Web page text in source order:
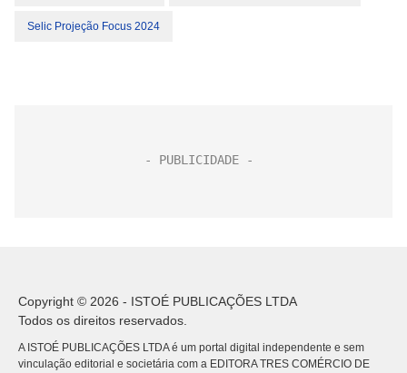
Selic Projeção Focus 2024
Copyright © 2026 - ISTOÉ PUBLICAÇÕES LTDA
Todos os direitos reservados.
A ISTOÉ PUBLICAÇÕES LTDA é um portal digital independente e sem
vinculação editorial e societária com a EDITORA TRES COMÉRCIO DE